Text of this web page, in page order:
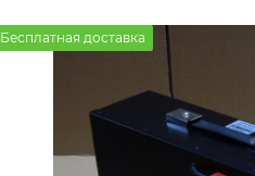
Бесплатная доставка